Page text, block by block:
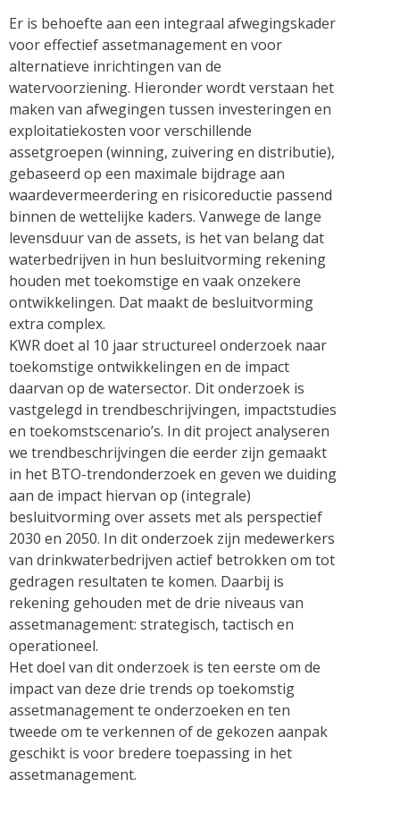
Er is behoefte aan een integraal afwegingskader
voor effectief assetmanagement en voor
alternatieve inrichtingen van de
watervoorziening. Hieronder wordt verstaan het
maken van afwegingen tussen investeringen en
exploitatiekosten voor verschillende
assetgroepen (winning, zuivering en distributie),
gebaseerd op een maximale bijdrage aan
waardevermeerdering en risicoreductie passend
binnen de wettelijke kaders. Vanwege de lange
levensduur van de assets, is het van belang dat
waterbedrijven in hun besluitvorming rekening
houden met toekomstige en vaak onzekere
ontwikkelingen. Dat maakt de besluitvorming
extra complex.
KWR doet al 10 jaar structureel onderzoek naar
toekomstige ontwikkelingen en de impact
daarvan op de watersector. Dit onderzoek is
vastgelegd in trendbeschrijvingen, impactstudies
en toekomstscenario’s. In dit project analyseren
we trendbeschrijvingen die eerder zijn gemaakt
in het BTO-trendonderzoek en geven we duiding
aan de impact hiervan op (integrale)
besluitvorming over assets met als perspectief
2030 en 2050. In dit onderzoek zijn medewerkers
van drinkwaterbedrijven actief betrokken om tot
gedragen resultaten te komen. Daarbij is
rekening gehouden met de drie niveaus van
assetmanagement: strategisch, tactisch en
operationeel.
Het doel van dit onderzoek is ten eerste om de
impact van deze drie trends op toekomstig
assetmanagement te onderzoeken en ten
tweede om te verkennen of de gekozen aanpak
geschikt is voor bredere toepassing in het
assetmanagement.